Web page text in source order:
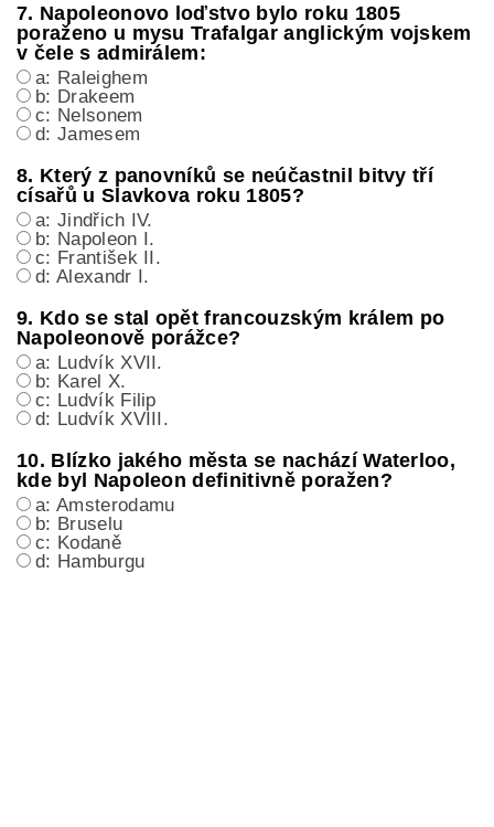
7. Napoleonovo loďstvo bylo roku 1805
poraženo u mysu Trafalgar anglickým vojskem
v čele s admirálem:
a: Raleighem
b: Drakeem
c: Nelsonem
d: Jamesem
8. Který z panovníků se neúčastnil bitvy tří
císařů u Slavkova roku 1805?
a: Jindřich IV.
b: Napoleon I.
c: František II.
d: Alexandr I.
9. Kdo se stal opět francouzským králem po
Napoleonově porážce?
a: Ludvík XVII.
b: Karel X.
c: Ludvík Filip
d: Ludvík XVIII.
10. Blízko jakého města se nachází Waterloo,
kde byl Napoleon definitivně poražen?
a: Amsterodamu
b: Bruselu
c: Kodaně
d: Hamburgu